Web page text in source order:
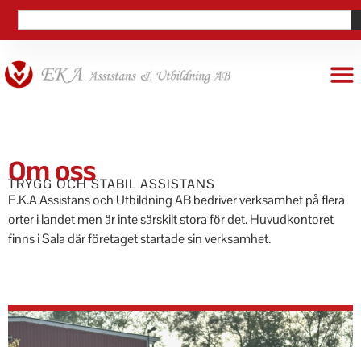
Om oss
TRYGG OCH STABIL ASSISTANS
E.K.A Assistans och Utbildning AB bedriver verksamhet på flera
orter i landet men är inte särskilt stora för det. Huvudkontoret
finns i Sala där företaget startade sin verksamhet.